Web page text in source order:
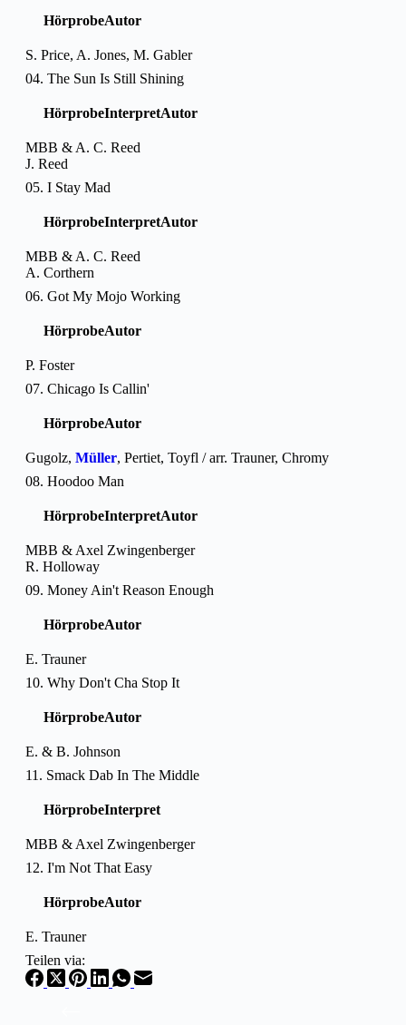
HörprobeAutor
S. Price, A. Jones, M. Gabler
04. The Sun Is Still Shining
HörprobeInterpretAutor
MBB & A. C. Reed
J. Reed
05. I Stay Mad
HörprobeInterpretAutor
MBB & A. C. Reed
A. Corthern
06. Got My Mojo Working
HörprobeAutor
P. Foster
07. Chicago Is Callin'
HörprobeAutor
Gugolz, Müller, Pertiet, Toyfl / arr. Trauner, Chromy
08. Hoodoo Man
HörprobeInterpretAutor
MBB & Axel Zwingenberger
R. Holloway
09. Money Ain't Reason Enough
HörprobeAutor
E. Trauner
10. Why Don't Cha Stop It
HörprobeAutor
E. & B. Johnson
11. Smack Dab In The Middle
HörprobeInterpret
MBB & Axel Zwingenberger
12. I'm Not That Easy
HörprobeAutor
E. Trauner
Teilen via: